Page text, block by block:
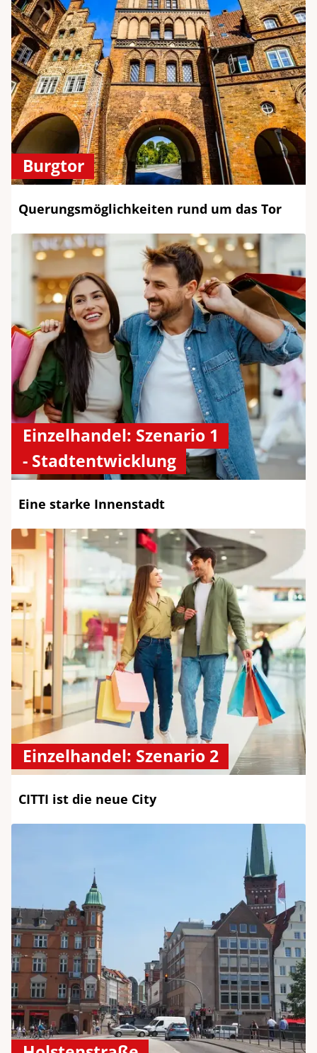
Burgtor
Querungsmöglichkeiten rund um das Tor
Einzelhandel: Szenario 1
- Stadtentwicklung
Eine starke Innenstadt
Einzelhandel: Szenario 2
CITTI ist die neue City